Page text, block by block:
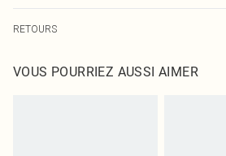
Livraison express France
Jusqu'à 2-3 jours ouvrables
RETOURS
pour nous retourner un article.
VOUS POURRIEZ AUSSI AIMER